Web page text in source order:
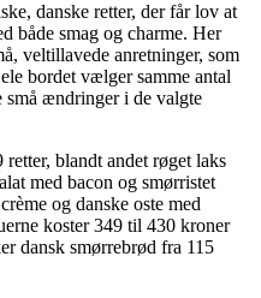
danske retter, der får lov at
både smag og charme. Her
veltillavede anretninger, som
bordet vælger samme antal
små ændringer i de valgte
blandt andet røget laks
med bacon og smørristet
og danske oste med
koster 349 til 430 kroner
dansk smørrebrød fra 115